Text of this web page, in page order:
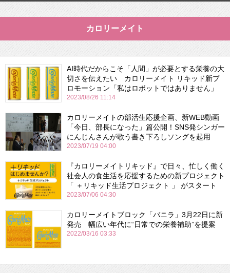
カロリーメイト
AI時代だからこそ「人間」が必要とする栄養の大
切さを伝えたい カロリーメイト リキッド新プ
ロモーション「私はロボットではありません」
2023/08/26 11:14
カロリーメイトの部活生応援企画、新WEB動画
「今日、部長になった」篇公開！SNS発シンガー
にんじんさんが歌う書き下ろしソングを起用
2023/07/19 04:00
『カロリーメイトリキッド』で日々、忙しく働く
社会人の食生活を応援するための新プロジェクト
「 ＋リキッド生活プロジェクト 」 がスタート
2023/07/06 04:30
カロリーメイトブロック「バニラ」3月22日に新
発売 幅広い年代に“日常での栄養補助”を提案
2022/03/16 03:33